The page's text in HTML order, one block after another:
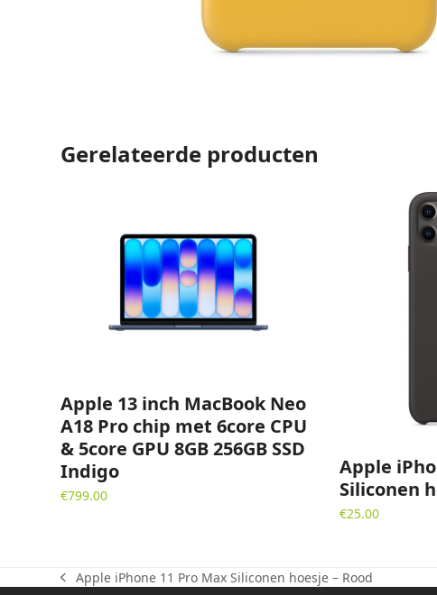
Gerelateerde producten
Apple 13 inch MacBook Neo
A18 Pro chip met 6core CPU
& 5core GPU 8GB 256GB SSD
Indigo
€799.00
Apple
Siliconen
€25.00
previous
Apple iPhone 11 Pro Max Siliconen hoesje – Rood